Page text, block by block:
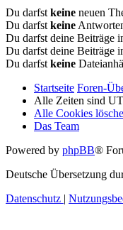
Du darfst keine neuen
Du darfst keine
Du darfst deine Beiträge
Du darfst deine Beiträge
Du darfst keine
Startseite Foren-
Alle Zeiten sind
Alle Cookies
Das Team
Powered by phpBB®
Deutsche Übersetzung
Datenschutz |